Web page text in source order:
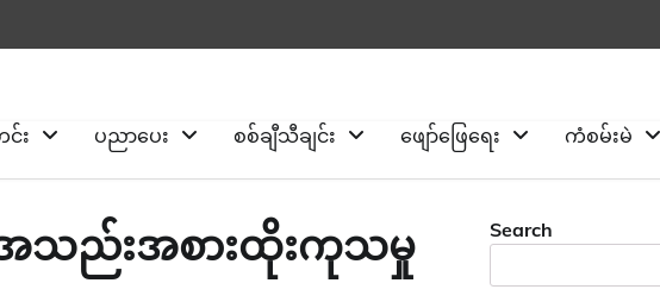
း ပညာပေး စစ်ချီသီချင်း ဖျော်ဖြေရေး
ကံစမ်းမဲ
အသည်းအစားထိုးကုသမှု Search